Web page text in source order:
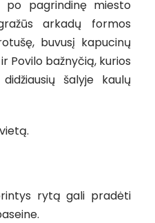
po pagrindinę miesto
arkadų formos
buvusį kapucinų
Povilo bažnyčią, kurios
šalyje kaulų
rytą gali pradėti